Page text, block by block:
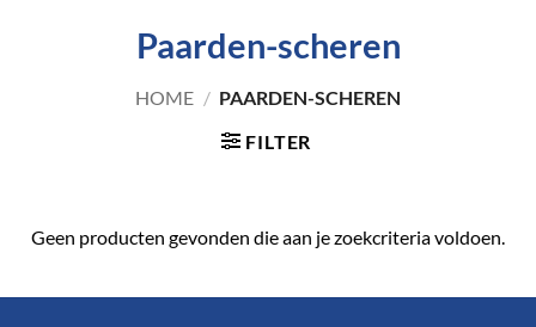
Paarden-scheren
HOME / PAARDEN-SCHEREN
FILTER
Geen producten gevonden die aan je zoekcriteria voldoen.